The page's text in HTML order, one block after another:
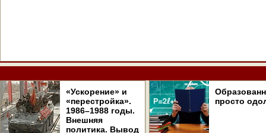
«Ускорение» и
«перестройка».
1986–1988 годы.
Внешняя
политика. Вывод
просто